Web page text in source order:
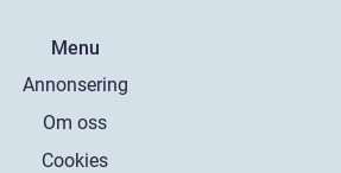
Menu
Annonsering
Om oss
Cookies